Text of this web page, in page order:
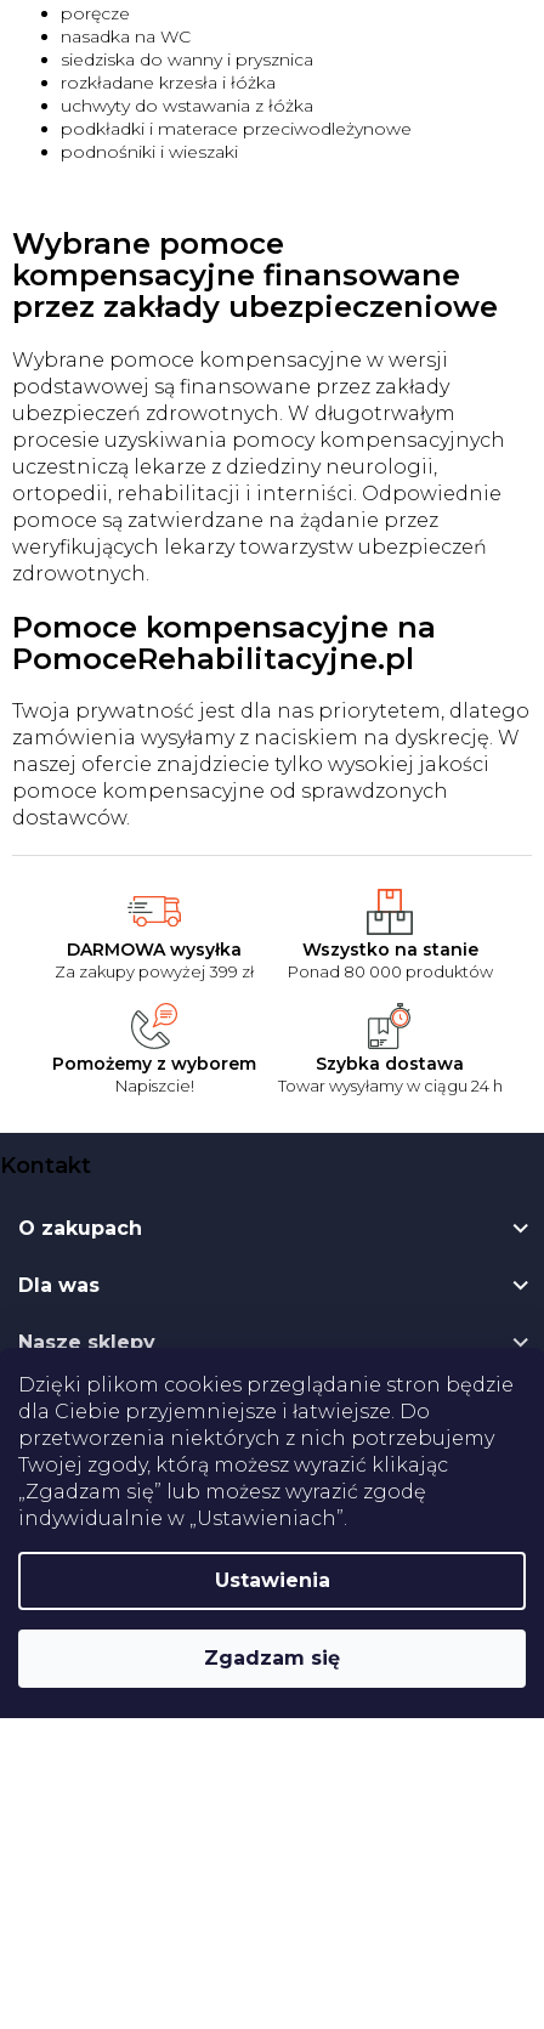
Dzięki plikom cookies przeglądanie stron będzie
dla Ciebie przyjemniejsze i łatwiejsze. Do
przetworzenia niektórych z nich potrzebujemy
Twojej zgody, którą możesz wyrazić klikając
„Zgadzam się” lub możesz wyrazić zgodę
indywidualnie w „Ustawieniach”.
Ustawienia
Zgadzam się
poręcze
nasadka na WC
siedziska do wanny i prysznica
rozkładane krzesła i łóżka
uchwyty do wstawania z łóżka
podkładki i materace przeciwodleżynowe
podnośniki i wieszaki
Wybrane pomoce
kompensacyjne finansowane
przez zakłady ubezpieczeniowe
Wybrane pomoce kompensacyjne w wersji
podstawowej są finansowane przez zakłady
ubezpieczeń zdrowotnych. W długotrwałym
procesie uzyskiwania pomocy kompensacyjnych
uczestniczą lekarze z dziedziny neurologii,
ortopedii, rehabilitacji i interniści. Odpowiednie
pomoce są zatwierdzane na żądanie przez
weryfikujących lekarzy towarzystw ubezpieczeń
zdrowotnych.
Pomoce kompensacyjne na
PomoceRehabilitacyjne.pl
Twoja prywatność jest dla nas priorytetem, dlatego
zamówienia wysyłamy z naciskiem na dyskrecję. W
naszej ofercie znajdziecie tylko wysokiej jakości
pomoce kompensacyjne od sprawdzonych
dostawców.
DARMOWA wysyłka
Za zakupy powyżej 399 zł
Wszystko na stanie
Ponad 80 000 produktów
Pomożemy z wyborem
Napiszcie!
Szybka dostawa
Towar wysyłamy w ciągu 24 h
t
Kontakt
O zakupach
Dla was
Nasze sklepy
Certifikaty
Dostawa
Płatności
Pomoce rehabilitacyjne
Edytuj ustawienia plików cookie